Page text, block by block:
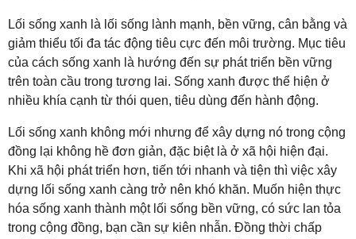
Lối sống xanh là lối sống lành mạnh, bền vững, cân bằng và
giảm thiểu tối đa tác động tiêu cực đến môi trường. Mục tiêu
của cách sống xanh là hướng đến sự phát triển bền vững
trên toàn cầu trong tương lai. Sống xanh được thể hiện ở
nhiều khía cạnh từ thói quen, tiêu dùng đến hành động.
Lối sống xanh không mới nhưng để xây dựng nó trong cộng
đồng lại không hề đơn giản, đặc biệt là ở xã hội hiện đại.
Khi xã hội phát triển hơn, tiến tới nhanh và tiện thì việc xây
dựng lối sống xanh càng trở nên khó khăn. Muốn hiện thực
hóa sống xanh thành một lối sống bền vững, có sức lan tỏa
trong cộng đồng, bạn cần sự kiên nhẫn. Đồng thời chấp